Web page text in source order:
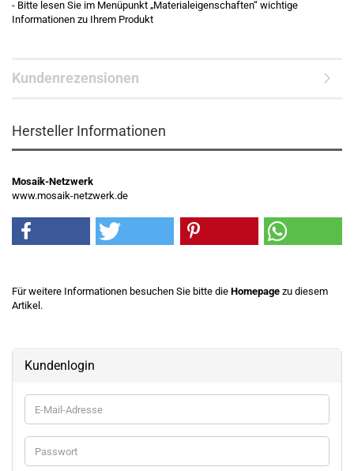
- Bitte lesen Sie im Menüpunkt „Materialeigenschaften“ wichtige
Informationen zu Ihrem Produkt
Kundenrezensionen
Hersteller Informationen
Mosaik-Netzwerk
www.mosaik-netzwerk.de
Für weitere Informationen besuchen Sie bitte die Homepage zu diesem
Artikel.
Kundenlogin
E-
Mail-
Adresse
Passwort